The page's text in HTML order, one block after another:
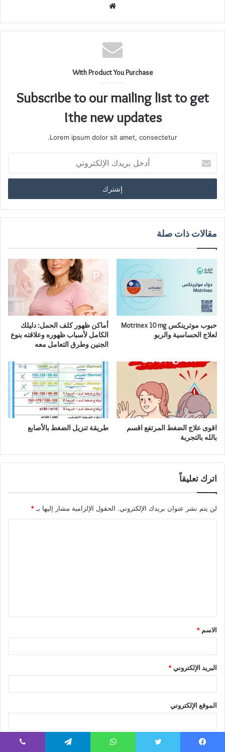
With Product You Purchase
Subscribe to our mailing list to get
the new updates!
Lorem ipsum dolor sit amet, consectetur.
بريدك
الإلكتروني
مقالات ذات صلة
حبوب موترينكس Motrinex 10 mg
لعلاج الحساسية والربو
أماكن ظهور كلف الحمل: دليلك
الكامل لأسباب ظهوره وعلاقته بنوع
الجنين وطرق التعامل معه
اقوى علاج الضغط المرتفع اقسم
بالله بالتجربة
طريقة تنزيل الضغط بالأصابع
اترك تعليقاً
لن يتم نشر عنوان بريدك الإلكتروني. الحقول الإلزامية مشار إليها بـ *
الاسم *
البريد الإلكتروني*
الموقع الإلكتروني
احفظ اسمي، بريدي الإلكتروني، والموقع الإلكتروني في هذا المتصفح